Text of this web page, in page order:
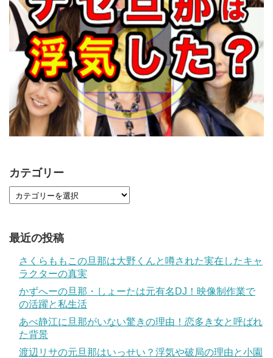
カテゴリー
最近の投稿
さくらももこの旦那は大野くんと噂された実在したキャ
ラクターの真実
かずへーの旦那・しょーたは元有名DJ！映像制作業で
の活躍と私生活
あべ静江に旦那がいない驚きの理由！恋多き女と呼ばれ
た背景
渡辺リサの元旦那はいっせい？浮気や破局の理由と小園